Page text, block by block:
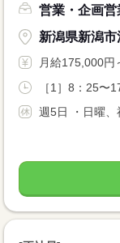
営業・企画
新潟県新潟
月給175,000円
［1］8：25〜
週5日 ・日曜、